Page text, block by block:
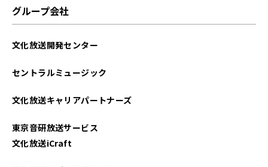
2022年09月
2021年11月
グループ会社
文化放送開発センター
セントラルミュージック
文化放送キャリアパートナーズ
東京音研放送サービス
文化放送iCraft